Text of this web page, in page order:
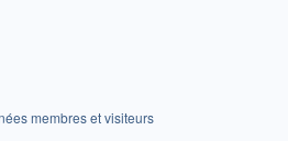
membres et visiteurs